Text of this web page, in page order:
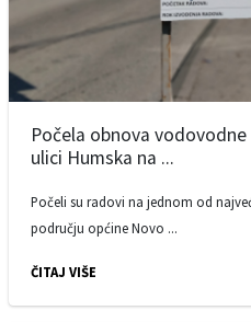
Počela obnova
ulici Humska na ...
Počeli su radovi na jednom od
području općine Novo ...
ČITAJ VIŠE